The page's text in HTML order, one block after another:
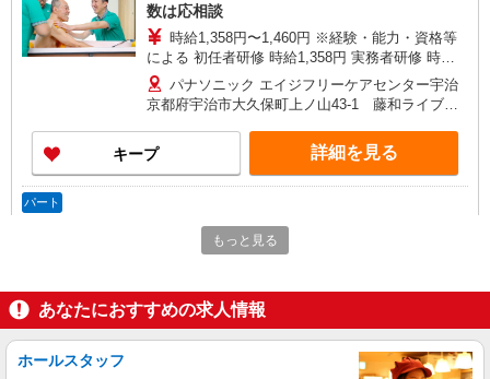
数は応相談
時給1,358円〜1,460円 ※経験・能力・資格等
による 初任者研修 時給1,358円 実務者研修 時給
1,358円 介護福祉士 時給1,460円 ※サービス提供8
件目以降〜1,000円/件 手当あり ※一律処遇改善加
算含む 〇時間外勤務手当 〇土日祝勤務手当 〇無
事故無違反表彰金 〇年末年始勤務手当
パナソニック エイジフリーケアセンター宇治
京都府宇治市大久保町上ノ山43-1 藤和ライブタ
キープ 詳細を見る
パート
パナソニック エイジフリーケアセンター宇治
訪問入浴／介護職／運転なし／AMのみ
による ※サービス提供8件目以降〜1,000円/件 手
当あり ※訪問入浴経験1年以上の方は〜50円時給
優遇
パナソニック エイジフリーケアセンター宇治
京都府宇治市大久保町上ノ山43-1 藤和ライブタ
もっと見る
あなたにおすすめの求人情報
ホールスタッフ